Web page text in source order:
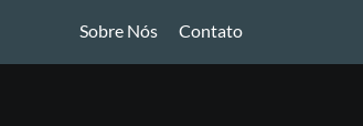
Sobre Nós Contato